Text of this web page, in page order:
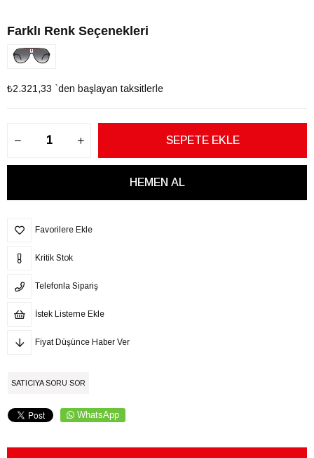
Farklı Renk Seçenekleri
₺2.321,33 `den başlayan taksitlerle
Favorilere Ekle
Kritik Stok
Telefonla Sipariş
İstek Listeme Ekle
Fiyat Düşünce Haber Ver
SATICIYA SORU SOR
WhatsApp